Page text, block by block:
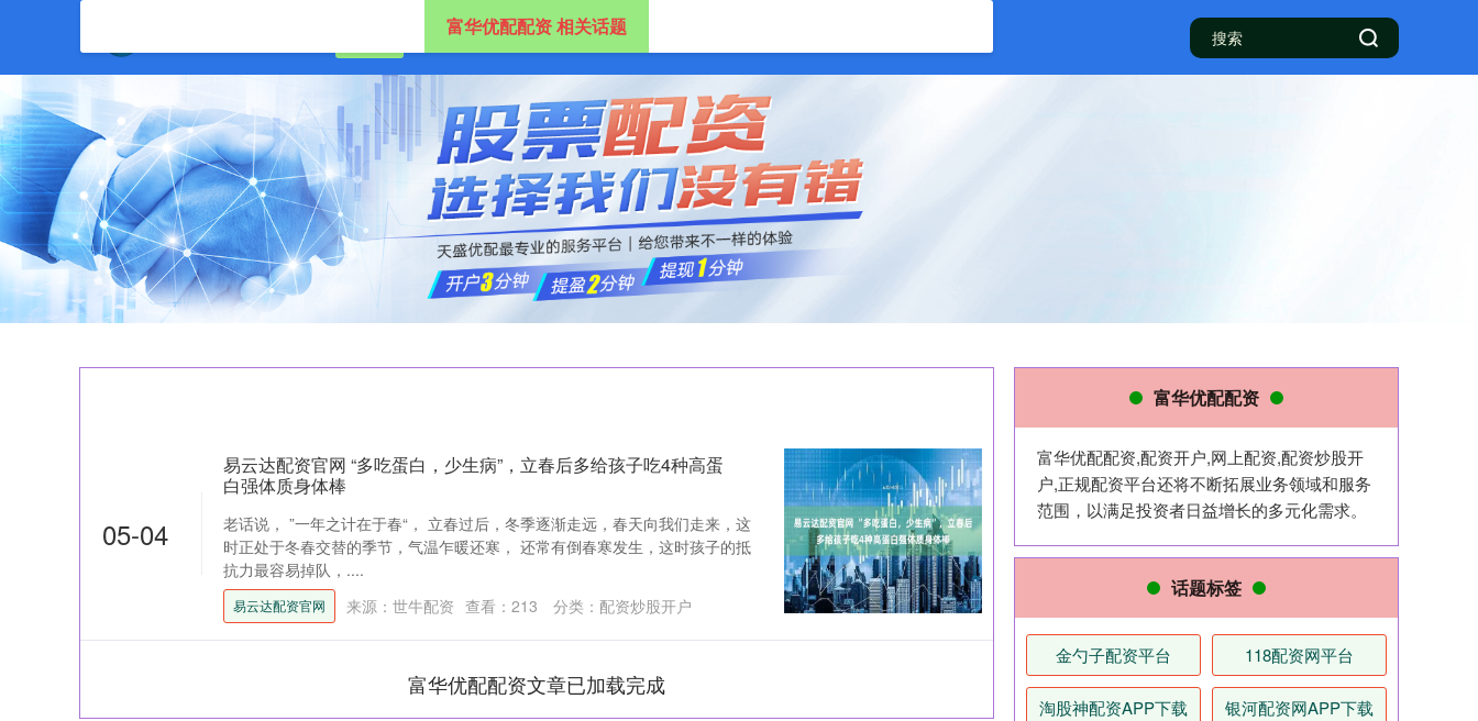
富华优配配资 配资开户 网上配资
富华优配配资 相关话题
05-04
易云达配资官网 “多吃蛋白，少生病”，立春后多给孩子吃4种高蛋
白强体质身体棒
老话说， ”一年之计在于春“， 立春过后，冬季逐渐走远，春天向我们走来，这
时正处于冬春交替的季节，气温乍暖还寒， 还常有倒春寒发生，这时孩子的抵
抗力最容易掉队，....
易云达配资官网 来源：世牛配资 查看： 213 分类： 配资炒股开户
富华优配配资文章已加载完成
富华优配配资
富华优配配资,配资开户,网上配资,配资炒股开
户,正规配资平台还将不断拓展业务领域和服务
范围，以满足投资者日益增长的多元化需求。
话题标签
金勺子配资平台 118配资网平台
淘股神配资APP下载 银河配资网APP下载